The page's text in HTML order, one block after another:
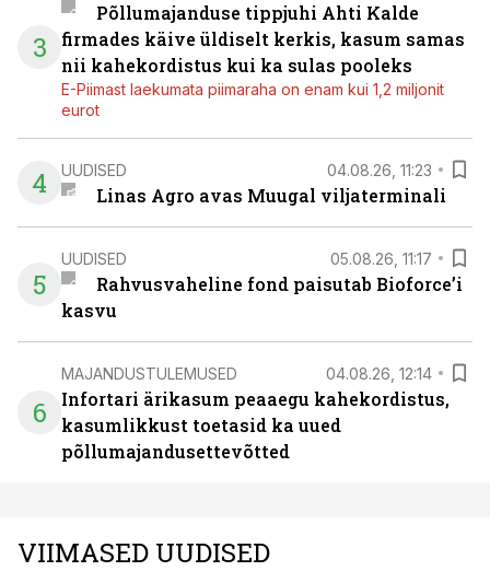
3
Põllumajanduse tippjuhi Ahti Kalde
firmades käive üldiselt kerkis, kasum samas
nii kahekordistus kui ka sulas pooleks
E-Piimast laekumata piimaraha on enam kui 1,2 miljonit
eurot
4 UUDISED 04.08.26, 11:23
Linas Agro avas Muugal viljaterminali
5
UUDISED 05.08.26, 11:17
Rahvusvaheline fond paisutab Bioforce’i
kasvu
6
MAJANDUSTULEMUSED 04.08.26, 12:14
Infortari ärikasum peaaegu kahekordistus,
kasumlikkust toetasid ka uued
põllumajandusettevõtted
VIIMASED UUDISED